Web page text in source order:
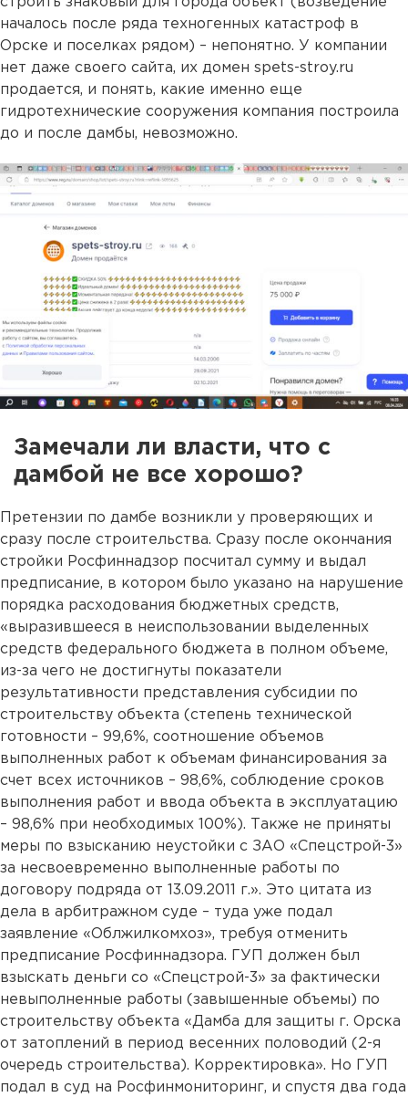
началось после ряда техногенных катастроф в
Орске и поселках рядом) – непонятно. У компании
нет даже своего сайта, их домен spets-stroy.ru
продается, и понять, какие именно еще
гидротехнические сооружения компания построила
до и после дамбы, невозможно.
Замечали ли власти, что с
дамбой не все хорошо?
Претензии по дамбе возникли у проверяющих и
сразу после строительства. Сразу после окончания
стройки Росфиннадзор посчитал сумму и выдал
предписание, в котором было указано на нарушение
порядка расходования бюджетных средств,
«выразившееся в неиспользовании выделенных
средств федерального бюджета в полном объеме,
из-за чего не достигнуты показатели
результативности представления субсидии по
строительству объекта (степень технической
готовности – 99,6%, соотношение объемов
выполненных работ к объемам финансирования за
счет всех источников – 98,6%, соблюдение сроков
выполнения работ и ввода объекта в эксплуатацию
– 98,6% при необходимых 100%). Также не приняты
меры по взысканию неустойки с ЗАО «Спецстрой-3»
за несвоевременно выполненные работы по
договору подряда от 13.09.2011 г.». Это цитата из
дела в арбитражном суде – туда уже подал
заявление «Облжилкомхоз», требуя отменить
предписание Росфиннадзора. ГУП должен был
взыскать деньги со «Спецстрой-3» за фактически
невыполненные работы (завышенные объемы) по
строительству объекта «Дамба для защиты г. Орска
от затоплений в период весенних половодий (2-я
очередь строительства). Корректировка». Но ГУП
подал в суд на Росфинмониторинг, и спустя два года